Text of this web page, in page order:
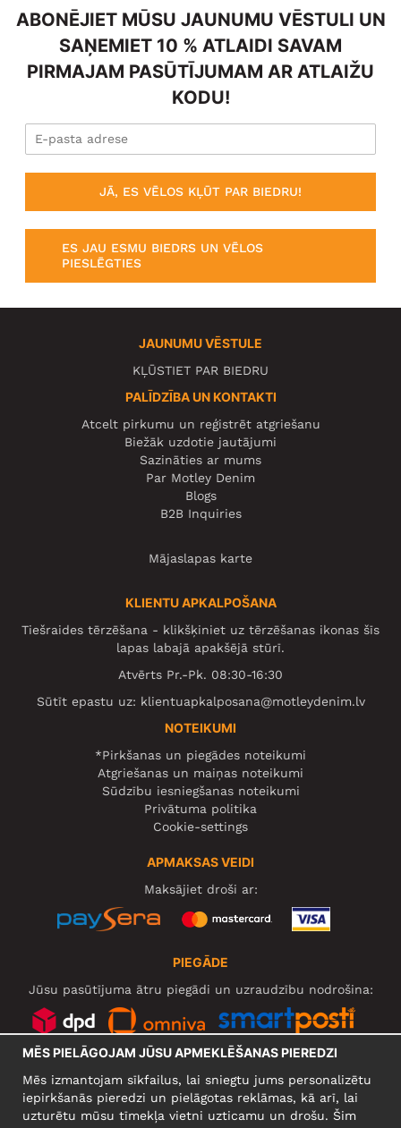
ABONĒJIET MŪSU JAUNUMU VĒSTULI UN
SAŅEMIET 10 % ATLAIDI SAVAM
PIRMAJAM PASŪTĪJUMAM AR ATLAIŽU
KODU!
JĀ, ES VĒLOS KĻŪT PAR BIEDRU!
ES JAU ESMU BIEDRS UN VĒLOS
PIESLĒGTIES
JAUNUMU VĒSTULE
KĻŪSTIET PAR BIEDRU
PALĪDZĪBA UN KONTAKTI
Atcelt pirkumu un reģistrēt atgriešanu
Biežāk uzdotie jautājumi
Sazināties ar mums
Par Motley Denim
Blogs
B2B Inquiries
Mājaslapas karte
KLIENTU APKALPOŠANA
Tiešraides tērzēšana - klikšķiniet uz tērzēšanas ikonas šīs
lapas labajā apakšējā stūrī.
Atvērts Pr.-Pk. 08:30-16:30
Sūtīt epastu uz: klientuapkalposana@motleydenim.lv
NOTEIKUMI
*Pirkšanas un piegādes noteikumi
Atgriešanas un maiņas noteikumi
Sūdzību iesniegšanas noteikumi
Privātuma politika
Cookie-settings
APMAKSAS VEIDI
Maksājiet droši ar:
PIEGĀDE
Jūsu pasūtījuma ātru piegādi un uzraudzību nodrošina:
MĒS PIELĀGOJAM JŪSU APMEKLĒŠANAS PIEREDZI
Mēs izmantojam sīkfailus, lai sniegtu jums personalizētu
iepirkšanās pieredzi un pielāgotas reklāmas, kā arī, lai
uzturētu mūsu tīmekļa vietni uzticamu un drošu. Šim